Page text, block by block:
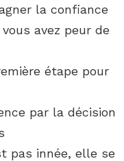
la confiance
avez peur de
étape pour
par la décision
pas innée, elle se